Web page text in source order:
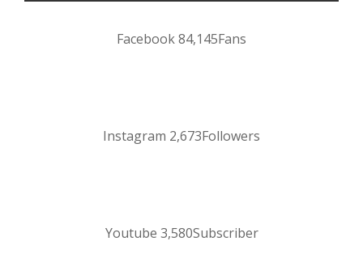
Facebook84,145Fans
Instagram 2,673Followers
Youtube 3,580Subscriber